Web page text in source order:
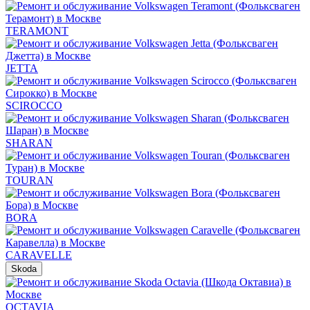
TERAMONT
JETTA
SCIROCCO
SHARAN
TOURAN
BORA
CARAVELLE
Skoda
OCTAVIA